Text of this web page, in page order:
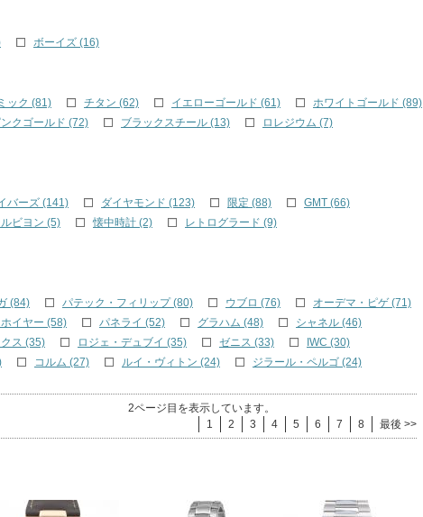
ボーイズ (16)
ック (81) チタン (62) イエローゴールド (61)
ホワイトゴールド (89)
ンクゴールド (72) ブラックスチール (13)
ロレジウム (7)
バーズ (141) ダイヤモンド (123) 限定 (88)
GMT (66)
ルビヨン (5) 懐中時計 (2)
レトログラード (9)
(84) パテック・フィリップ (80) ウブロ (76)
オーデマ・ピゲ (71)
イヤー (58) パネライ (52) グラハム (48)
シャネル (46)
ス (35) ロジェ・デュブイ (35) ゼニス (33)
IWC (30)
コルム (27) ルイ・ヴィトン (24) ジラール・ペルゴ (24)
2ページ目を表示しています。
1
2 3 4 5 6 7 8 最後 >>